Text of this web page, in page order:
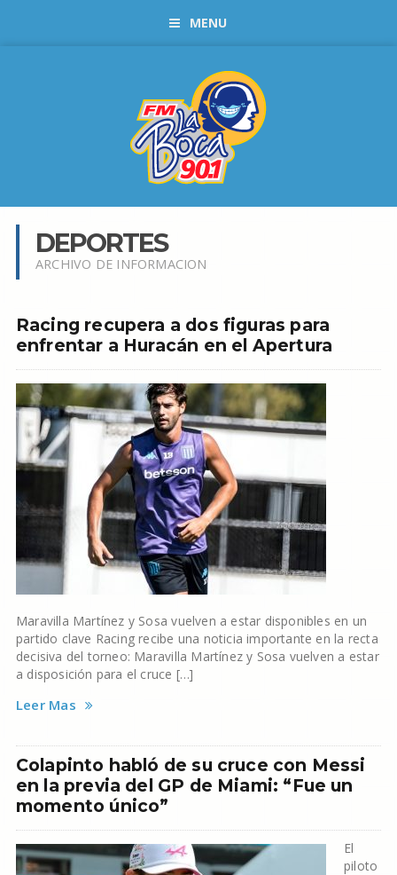
MENU
DEPORTES
ARCHIVO DE INFORMACION
Racing recupera a dos figuras para
enfrentar a Huracán en el Apertura
Maravilla Martínez y Sosa vuelven a estar disponibles en un
partido clave Racing recibe una noticia importante en la recta
decisiva del torneo: Maravilla Martínez y Sosa vuelven a estar
a disposición para el cruce […]
Leer Mas
Colapinto habló de su cruce con Messi
en la previa del GP de Miami: “Fue un
momento único”
El
piloto